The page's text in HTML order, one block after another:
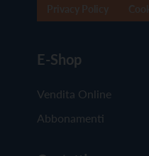
E-Shop
Vendita Online
Abbonamenti